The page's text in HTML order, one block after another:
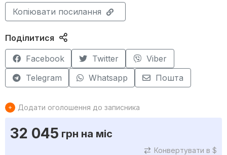
Копіювати посилання
Поділитися
Facebook Twitter
Viber
Telegram
Whatsapp Пошта
Додати оголошення до записника
32 045 грн на міс
Конвертувати в $